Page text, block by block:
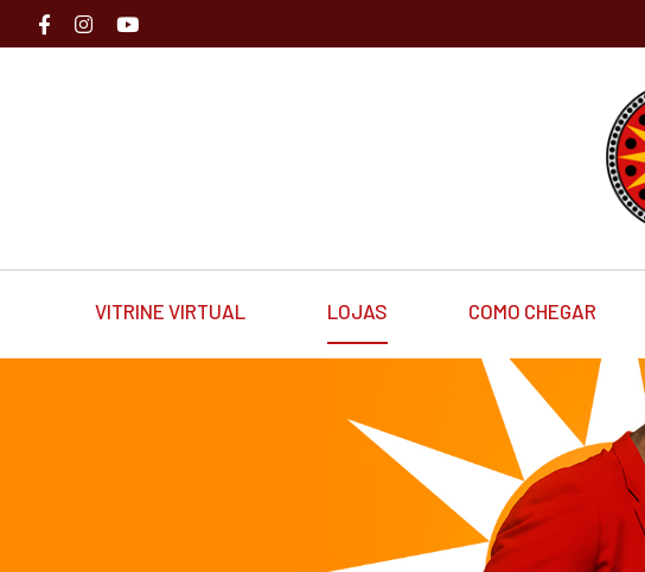
VITRINE VIRTUAL LOJAS COMO CHEGAR